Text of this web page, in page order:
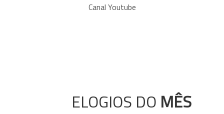
Canal Youtube
ELOGIOS DO MÊS